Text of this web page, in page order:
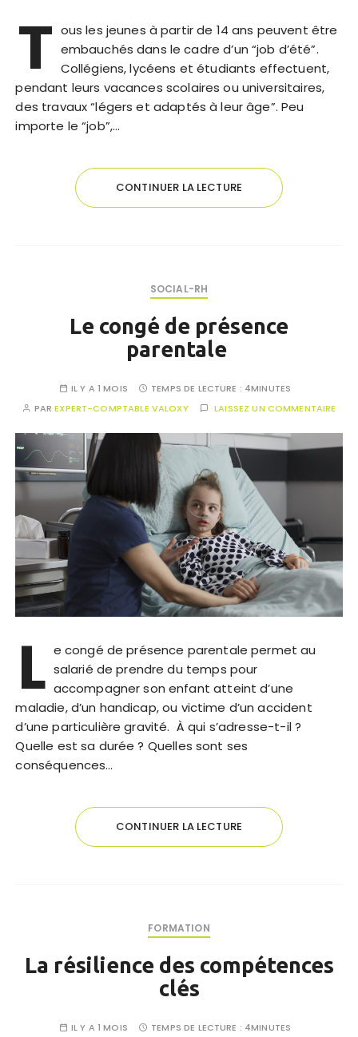
T ous les jeunes à partir de 14 ans peuvent être
embauchés dans le cadre d’un “job d’été”.
Collégiens, lycéens et étudiants effectuent,
pendant leurs vacances scolaires ou universitaires,
des travaux “légers et adaptés à leur âge”. Peu
importe le “job”,…
CONTINUER LA LECTURE
SOCIAL-RH
Le congé de présence
parentale
IL Y A 1 MOIS TEMPS DE LECTURE : 4MINUTES
PAREXPERT-COMPTABLE VALOXY LAISSEZ UN COMMENTAIRE
L e congé de présence parentale permet au
salarié de prendre du temps pour
accompagner son enfant atteint d’une
maladie, d’un handicap, ou victime d’un accident
d’une particulière gravité. À qui s’adresse-t-il ?
Quelle est sa durée ? Quelles sont ses
conséquences…
CONTINUER LA LECTURE
FORMATION
La résilience des compétences
clés
IL Y A 1 MOIS TEMPS DE LECTURE : 4MINUTES